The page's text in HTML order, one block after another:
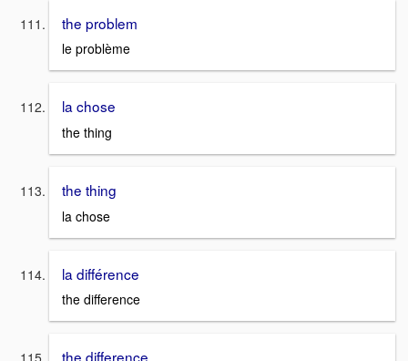
the problem
le problème
la chose
the thing
the thing
la chose
la différence
the difference
the difference